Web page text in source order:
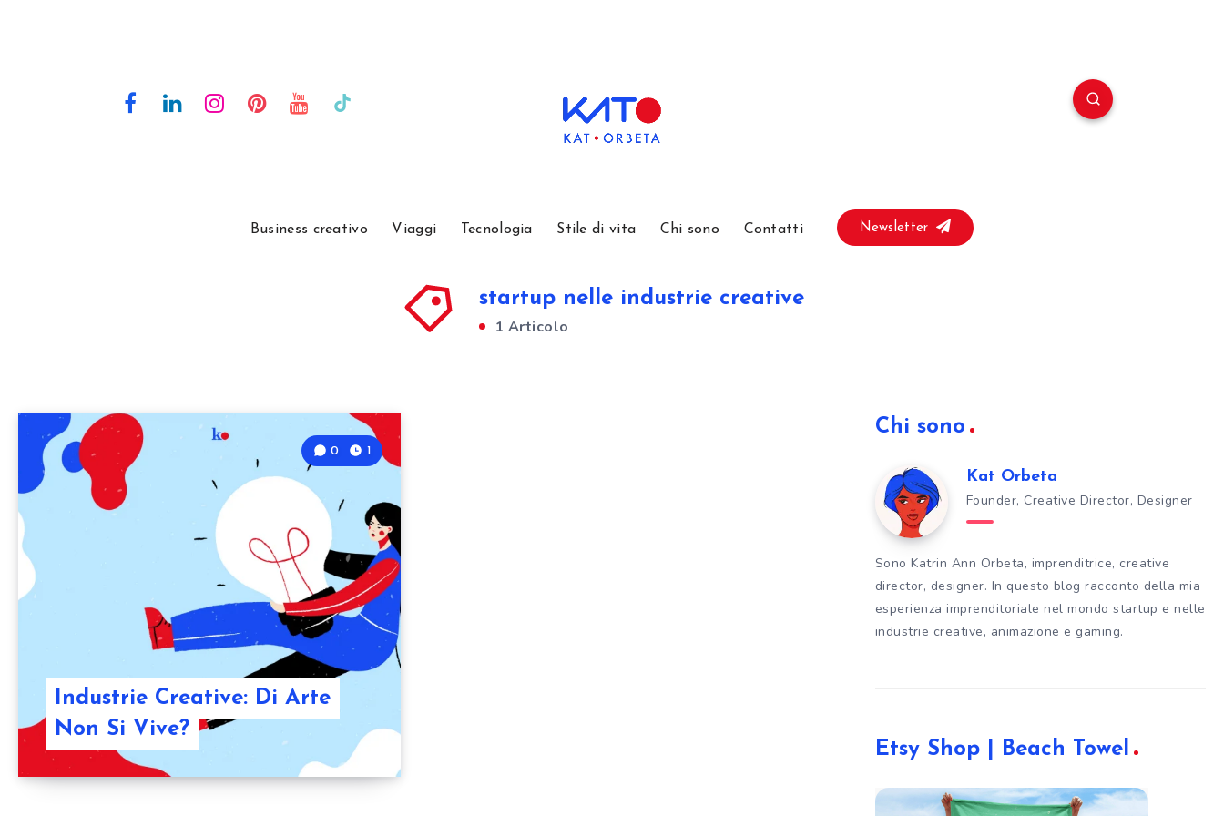
Business creativo Viaggi Tecnologia Stile di vita Chi sono Contatti Newsletter
startup nelle industrie creative
1 Articolo
Industrie Creative: Di Arte
Non Si Vive?
0 1
Chi sono
Kat Orbeta
Founder, Creative Director, Designer
Sono Katrin Ann Orbeta, imprenditrice, creative
director, designer. In questo blog racconto della mia
esperienza imprenditoriale nel mondo startup e nelle
industrie creative, animazione e gaming.
Etsy Shop | Beach Towel